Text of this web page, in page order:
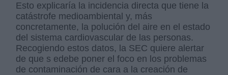
Esto explicaría la incidencia directa que tiene la
catástrofe medioambiental y, más
concretamente, la polución del aire en el estado
del sistema cardiovascular de las personas.
Recogiendo estos datos, la SEC quiere alertar
de que s edebe poner el foco en los problemas
de contaminación de cara a la creación de